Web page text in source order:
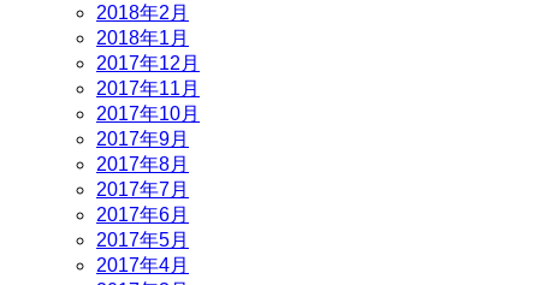
2018年2月
2018年1月
2017年12月
2017年11月
2017年10月
2017年9月
2017年8月
2017年7月
2017年6月
2017年5月
2017年4月